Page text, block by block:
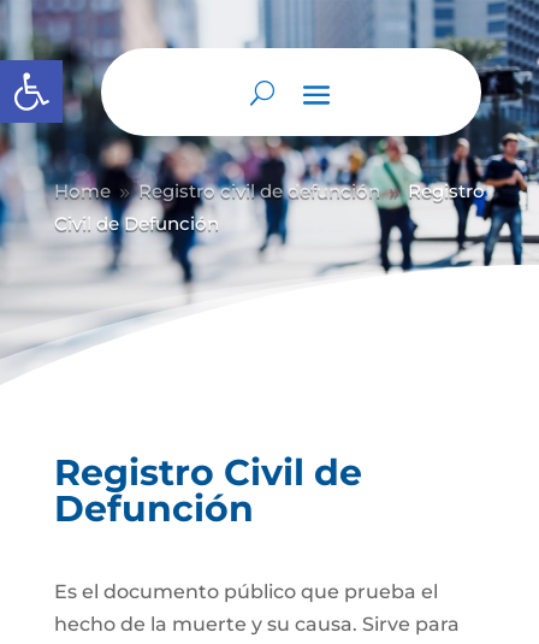
Abrir barra de herramientas
Home 9 Registro civil de defunción 9 Registro
Civil de Defunción
Registro Civil de
Defunción
Es el documento público que prueba el
hecho de la muerte y su causa. Sirve para